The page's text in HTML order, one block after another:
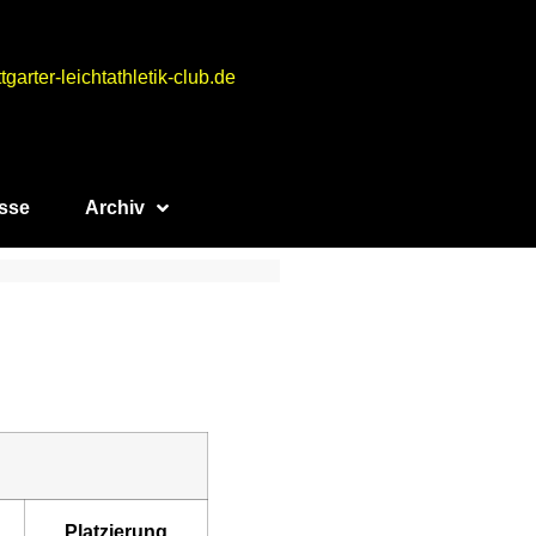
leichtathletik-club.de
Archiv
Platzierung